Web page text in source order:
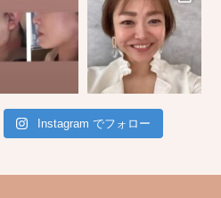
Instagram でフォロー